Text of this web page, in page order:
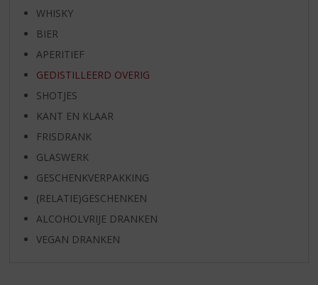
WHISKY
BIER
APERITIEF
GEDISTILLEERD OVERIG
SHOTJES
KANT EN KLAAR
FRISDRANK
GLASWERK
GESCHENKVERPAKKING
(RELATIE)GESCHENKEN
ALCOHOLVRIJE DRANKEN
VEGAN DRANKEN